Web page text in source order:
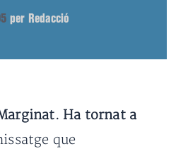
per Redacció
Ha tornat a
que